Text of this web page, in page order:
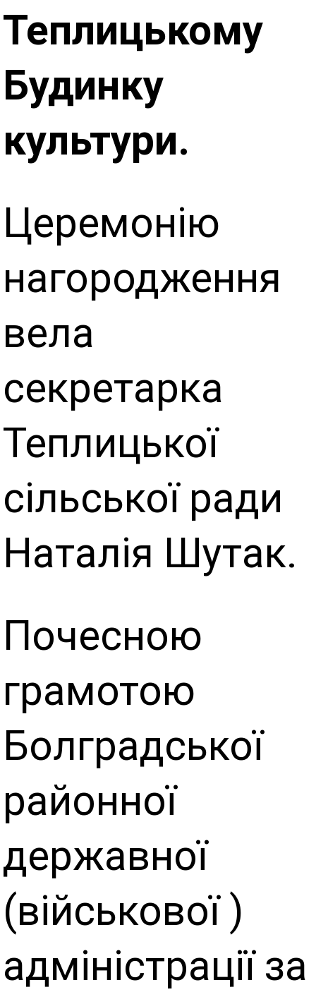
Теплицькому
Будинку
культури.
Церемонію
нагородження
вела
секретарка
Теплицької
сільської ради
Наталія Шутак.
Почесною
грамотою
Болградської
районної
державної
(військової )
адміністрації за